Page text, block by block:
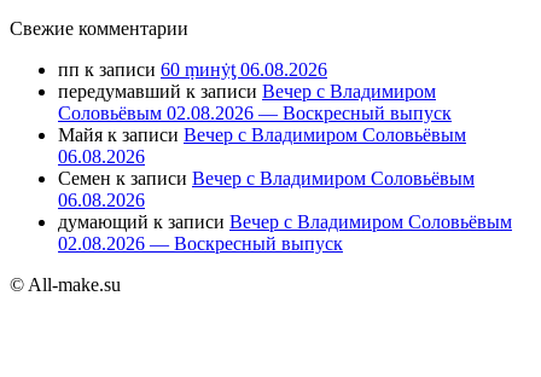
Свежие комментарии
пп к записи 60 ṃинẏƫ 06.08.2026
передумавший к записи Вечер с Владимиром
Соловьёвым 02.08.2026 — Воскресный выпуск
Майя к записи Вечер с Владимиром Соловьёвым
06.08.2026
Семен к записи Вечер с Владимиром Соловьёвым
06.08.2026
думающий к записи Вечер с Владимиром Соловьёвым
02.08.2026 — Воскресный выпуск
© All-make.su